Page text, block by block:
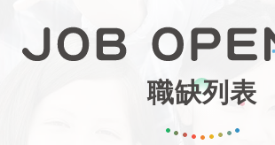
職缺列表